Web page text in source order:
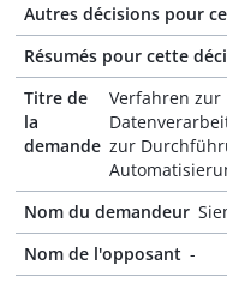
Autres décisions pour
Résumés pour cette
Titre de
la
demande
Verfahren
zur
Nom du demandeur
Nom de l'opposant -